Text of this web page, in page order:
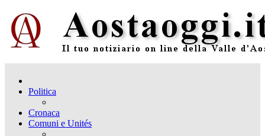
Politica
Cronaca
Comuni e Unités